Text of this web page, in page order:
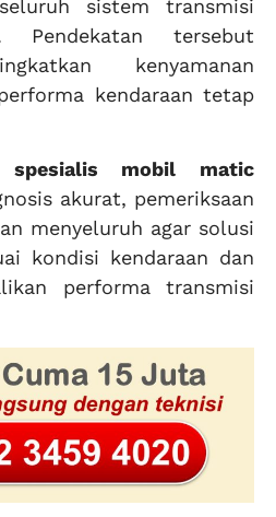
sistem transmisi
Pendekatan tersebut
kenyamanan
kendaraan tetap
spesialis mobil matic
akurat, pemeriksaan
menyeluruh agar solusi
kondisi kendaraan dan
performa transmisi